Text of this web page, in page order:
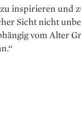
inspirieren und
Sicht nicht
vom Alter